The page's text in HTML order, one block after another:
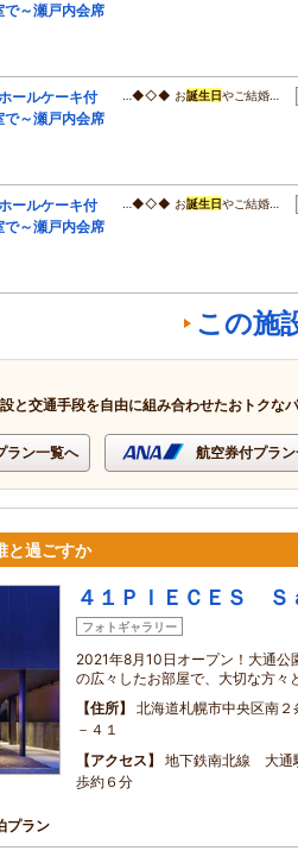
～瀬戸内会席
ールケーキ付
～瀬戸内会席
…◆◇◆ お誕生日やご結婚…
ールケーキ付
～瀬戸内会席
…◆◇◆ お誕生日やご結婚…
この施
と交通手段を自由に組み合わせたおトクな
ラン一覧へ 航空券付プラ
と過ごすか
４１ＰＩＥＣＥＳ Ｓ
フォトギャラリー
2021年8月10日オープン！大通
の広々したお部屋で、大切な方々
住所
北海道札幌市中央区南
－４１
アクセス
地下鉄南北線 大通
歩約６分
プラン